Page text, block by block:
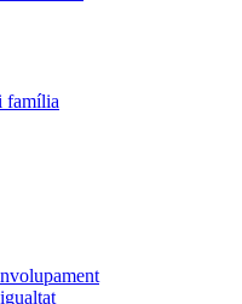
família